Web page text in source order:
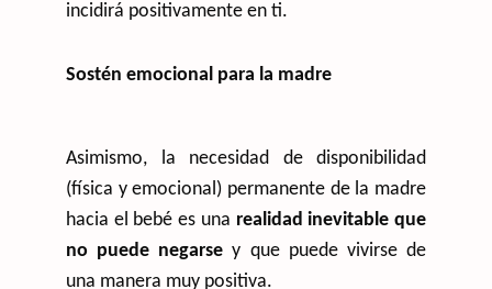
incidirá positivamente en ti.
Sostén emocional para la madre
Asimismo, la necesidad de disponibilidad
(física y emocional) permanente de la madre
hacia el bebé es una realidad inevitable que
no puede negarse y que puede vivirse de
una manera muy positiva.